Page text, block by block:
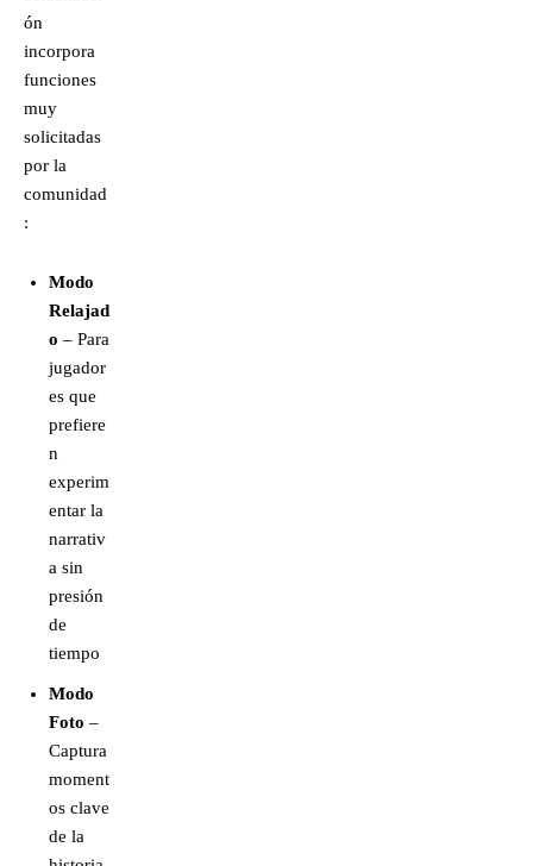
ón
incorpora
funciones
muy
solicitadas
por la
comunidad
:
Modo
Relajad
o – Para
jugador
es que
prefiere
n
experim
entar la
narrativ
a sin
presión
de
tiempo
Modo
Foto –
Captura
moment
os clave
de la